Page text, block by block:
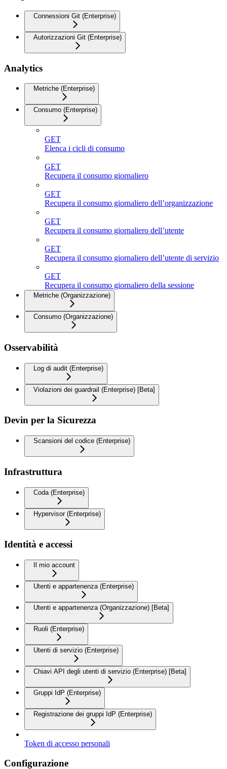
Connessioni Git (Enterprise)
Autorizzazioni Git (Enterprise)
Analytics
Metriche (Enterprise)
Consumo (Enterprise)
GET
Elenca i cicli di consumo
GET
Recupera il consumo giornaliero
GET
Recupera il consumo giornaliero dell’organizzazione
GET
Recupera il consumo giornaliero dell’utente
GET
Recupera il consumo giornaliero dell’utente di servizio
GET
Recupera il consumo giornaliero della sessione
Metriche (Organizzazione)
Consumo (Organizzazione)
Osservabilità
Log di audit (Enterprise)
Violazioni dei guardrail (Enterprise) [Beta]
Devin per la Sicurezza
Scansioni del codice (Enterprise)
Infrastruttura
Coda (Enterprise)
Hypervisor (Enterprise)
Identità e accessi
Il mio account
Utenti e appartenenza (Enterprise)
Utenti e appartenenza (Organizzazione) [Beta]
Ruoli (Enterprise)
Utenti di servizio (Enterprise)
Chiavi API degli utenti di servizio (Enterprise) [Beta]
Gruppi IdP (Enterprise)
Registrazione dei gruppi IdP (Enterprise)
Token di accesso personali
Configurazione